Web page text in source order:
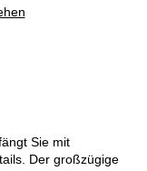
Sie mit
Der großzügige